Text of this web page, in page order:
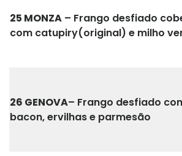
25 MONZA – Frango desfiado
com catupiry(original) e milho
26 GENOVA– Frango desfiado
bacon, ervilhas e parmesão